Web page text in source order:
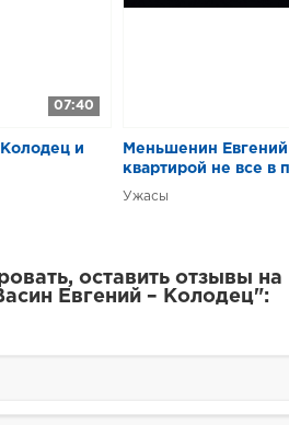
07:40
и
Меньшенин
квартирой не все в
Ужасы
оставить отзывы на
Евгений – Колодец":